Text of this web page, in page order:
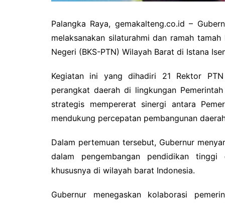
Palangka Raya, gemakalteng.co.id –
melaksanakan silaturahmi dan ramah
Negeri (BKS-PTN) Wilayah Barat di Istana
Kegiatan ini yang dihadiri 21 Rektor
perangkat daerah di lingkungan
strategis mempererat sinergi antara
mendukung percepatan pembangunan
Dalam pertemuan tersebut, Gubernur
dalam pengembangan pendidikan
khususnya di wilayah barat Indonesia.
Gubernur menegaskan kolaborasi